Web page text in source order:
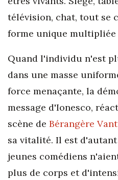
télévision, chat, tout se
forme unique multipliée
Quand l'individu n'est
dans une masse
force menaçante, la
message d'Ionesco,
scène de Bérangère
sa vitalité. Il est
jeunes comédiens
plus de corps et